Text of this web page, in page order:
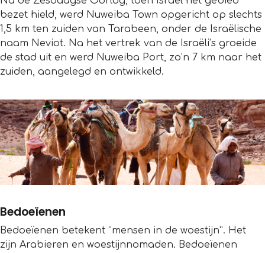
bezet hield, werd Nuweiba Town opgericht op slechts
1,5 km ten zuiden van Tarabeen, onder de Israëlische
naam Neviot. Na het vertrek van de Israëli’s groeide
de stad uit en werd Nuweiba Port, zo’n 7 km naar het
zuiden, aangelegd en ontwikkeld.
Bedoeïenen
Bedoeïenen betekent “mensen in de woestijn”. Het
zijn Arabieren en woestijnnomaden. Bedoeïenen